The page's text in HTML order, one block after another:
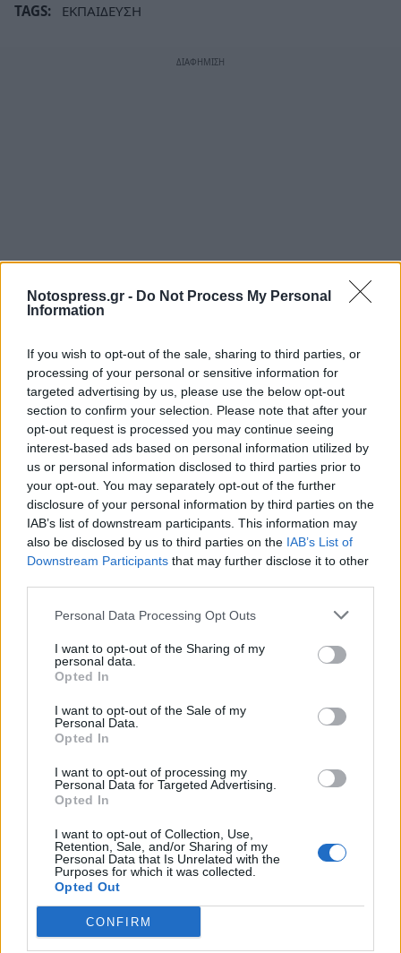
Notospress.gr - Do Not Process My Personal
Information
If you wish to opt-out of the sale, sharing to third parties, or
processing of your personal or sensitive information for
targeted advertising by us, please use the below opt-out
section to confirm your selection. Please note that after your
opt-out request is processed you may continue seeing
interest-based ads based on personal information utilized by
us or personal information disclosed to third parties prior to
your opt-out. You may separately opt-out of the further
disclosure of your personal information by third parties on the
IAB’s list of downstream participants. This information may
also be disclosed by us to third parties on the IAB’s List of
Downstream Participants that may further disclose it to other
Personal Data Processing Opt Outs
I want to opt-out of the Sharing of my
personal data.
Opted In
I want to opt-out of the Sale of my
Personal Data.
Opted In
I want to opt-out of processing my
Personal Data for Targeted Advertising.
Opted In
I want to opt-out of Collection, Use,
Retention, Sale, and/or Sharing of my
Personal Data that Is Unrelated with the
Purposes for which it was collected.
Opted Out
CONFIRM
TAGS: ΕΚΠΑΙΔΕΥΣΗ
Σχετικά Άρθρα